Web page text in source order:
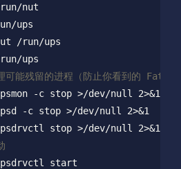
nut
ups
/run/ups
ups
可能残留的进程（防止你看到的
-c stop >/dev/null 2>&1
-c stop >/dev/null 2>&1
stop >/dev/null 2>&1
start